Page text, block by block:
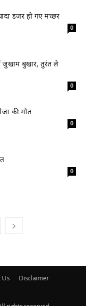
डेंजर हो गए मच्छर
0
जुखाम बुखार, तुरंत ले
0
की मौत
0
0
Us
Disclaimer